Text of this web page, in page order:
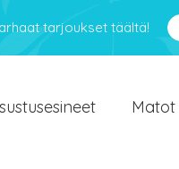
tarjoukset täältä!
Matot